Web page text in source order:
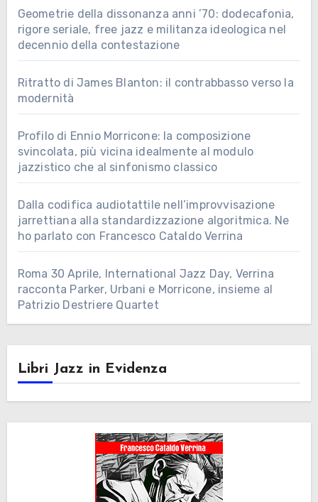
Geometrie della dissonanza anni ’70: dodecafonia,
rigore seriale, free jazz e militanza ideologica nel
decennio della contestazione
Ritratto di James Blanton: il contrabbasso verso la
modernità
Profilo di Ennio Morricone: la composizione
svincolata, più vicina idealmente al modulo
jazzistico che al sinfonismo classico
Dalla codifica audiotattile nell’improvvisazione
jarrettiana alla standardizzazione algoritmica. Ne
ho parlato con Francesco Cataldo Verrina
Roma 30 Aprile, International Jazz Day, Verrina
racconta Parker, Urbani e Morricone, insieme al
Patrizio Destriere Quartet
Libri Jazz in Evidenza